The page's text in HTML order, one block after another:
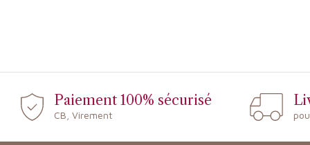
Paiement 100% sécurisé
CB, Virement